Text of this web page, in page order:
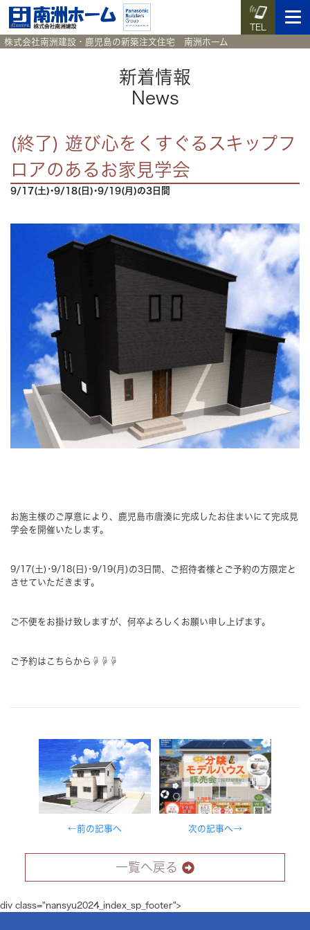
TEL
HOME
News 新着情報
施工実例集
Blog 暮らしのコラム
Concept
Techno EX テクノストラクチャーEX
株式会社南洲建設・鹿児島の新築注文住宅 南洲ホーム
新着情報
News
(終了) 遊び心をくすぐるスキップフ
ロアのあるお家見学会
9/17(土)･9/18(日)･9/19(月)の3日間
お施主様のご厚意により、鹿児島市唐湊に完成したお住まいにて完成見
学会を開催いたします。
9/17(土)･9/18(日)･9/19(月)の3日間、ご招待者様とご予約の方限定と
させていただきます。
ご不便をお掛け致しますが、何卒よろしくお願い申し上げます。
ご予約はこちらから☟☟☟
←前の記事へ 次の記事へ→
一覧へ戻る
div class="nansyu2024_index_sp_footer">